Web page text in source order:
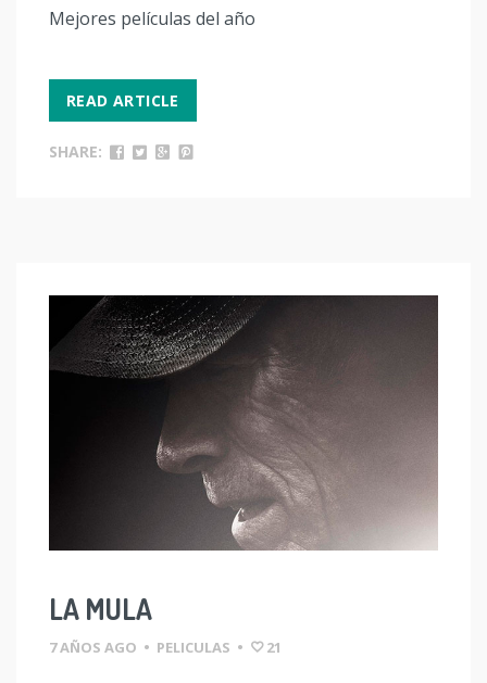
Mejores películas del año
READ ARTICLE
SHARE:
LA MULA
7 AÑOS AGO • PELICULAS • 21